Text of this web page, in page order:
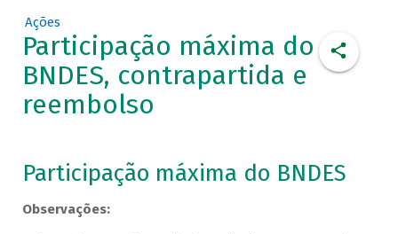
Ações
Participação máxima do
BNDES, contrapartida e
reembolso
Veja as regras de participação,
Participação máxima do BNDES
Observações: